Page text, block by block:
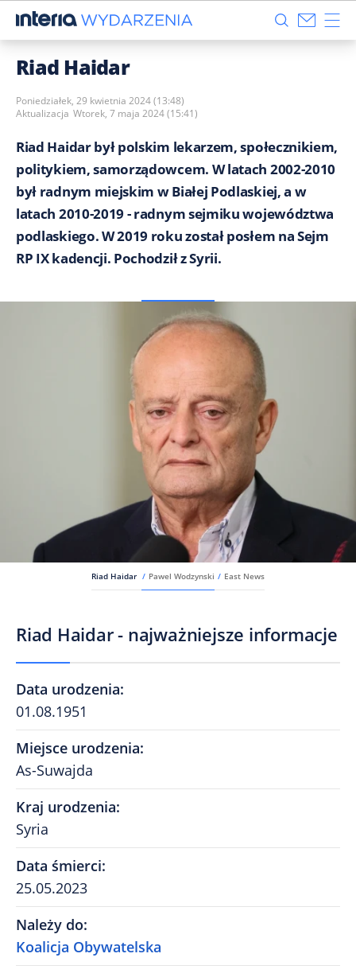
Riad Haidar
Poniedziałek, 29 kwietnia 2024 (13:48)
Aktualizacja Wtorek, 7 maja 2024 (15:41)
Riad Haidar był polskim lekarzem, społecznikiem,
politykiem, samorządowcem. W latach 2002-2010
był radnym miejskim w Białej Podlaskiej, a w
latach 2010-2019 - radnym sejmiku województwa
podlaskiego. W 2019 roku został posłem na Sejm
RP IX kadencji. Pochodził z Syrii.
Riad Haidar / Pawel Wodzynski / East News
Riad Haidar - najważniejsze informacje
Data urodzenia:
01.08.1951
Miejsce urodzenia:
As-Suwajda
Kraj urodzenia:
Syria
Data śmierci:
25.05.2023
Należy do:
Koalicja Obywatelska